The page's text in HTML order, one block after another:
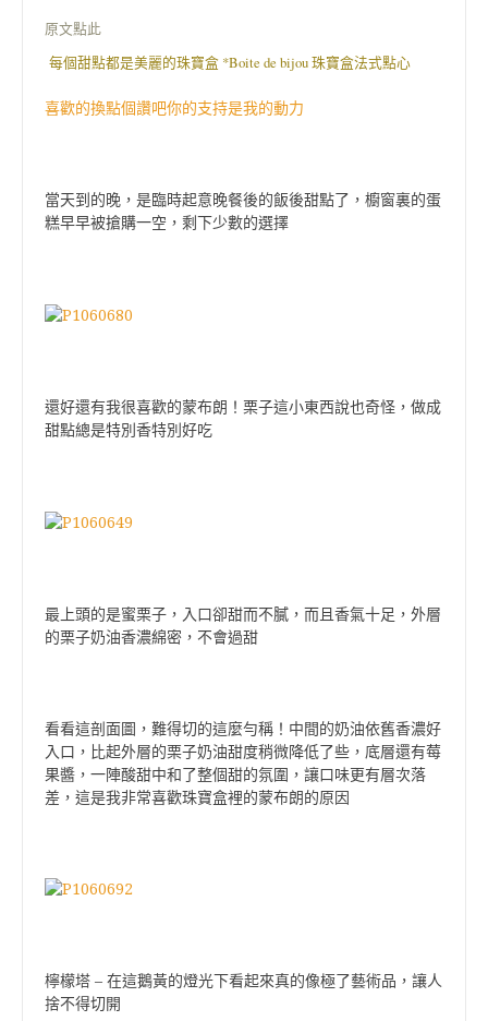
原文點此
每個甜點都是美麗的珠寶盒 *Boite de bijou 珠寶盒法式點心
喜歡的換點個讚吧你的支持是我的動力
當天到的晚，是臨時起意晚餐後的飯後甜點了，櫥窗裏的蛋
糕早早被搶購一空，剩下少數的選擇
還好還有我很喜歡的蒙布朗！栗子這小東西說也奇怪，做成
甜點總是特別香特別好吃
最上頭的是蜜栗子，入口卻甜而不膩，而且香氣十足，外層
的栗子奶油香濃綿密，不會過甜
看看這剖面圖，難得切的這麼勻稱！中間的奶油依舊香濃好
入口，比起外層的栗子奶油甜度稍微降低了些，底層還有莓
果醬，一陣酸甜中和了整個甜的氛圍，讓口味更有層次落
差，這是我非常喜歡珠寶盒裡的蒙布朗的原因
檸檬塔 – 在這鵝黃的燈光下看起來真的像極了藝術品，讓人
捨不得切開